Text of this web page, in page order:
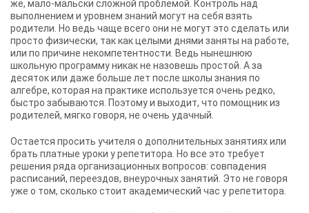
же, мало-мальски сложной проблемой. Контроль над
выполнением и уровнем знаний могут на себя взять
родители. Но ведь чаще всего они не могут это сделать или
просто физически, так как целыми днями заняты на работе,
или по причине некомпетентности. Ведь нынешнюю
школьную программу никак не назовешь простой. А за
десяток или даже больше лет после школы знания по
алгебре, которая на практике используется очень редко,
быстро забываются. Поэтому и выходит, что помощник из
родителей, мягко говоря, не очень удачный.
Остается просить учителя о дополнительных занятиях или
брать платные уроки у репетитора. Но все это требует
решения ряда организационных вопросов: совпадения
расписаний, переездов, внеурочных занятий. Это не говоря
уже о том, сколько стоит академический час у репетитора.